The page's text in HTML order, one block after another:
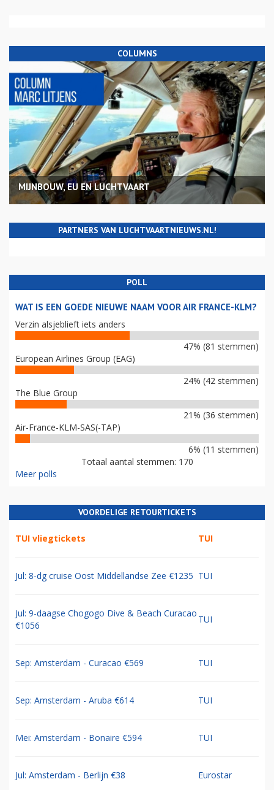
COLUMNS
MIJNBOUW, EU EN LUCHTVAART
PARTNERS VAN LUCHTVAARTNIEUWS.NL!
POLL
WAT IS EEN GOEDE NIEUWE NAAM VOOR AIR FRANCE-KLM?
Verzin alsjeblieft iets anders
47% (81 stemmen)
European Airlines Group (EAG)
24% (42 stemmen)
The Blue Group
21% (36 stemmen)
Air-France-KLM-SAS(-TAP)
6% (11 stemmen)
Totaal aantal stemmen: 170
Meer polls
VOORDELIGE RETOURTICKETS
TUI vliegtickets TUI
Jul: 8-dg cruise Oost Middellandse Zee €1235 TUI
Jul: 9-daagse Chogogo Dive & Beach Curacao
€1056
TUI
Sep: Amsterdam - Curacao €569 TUI
Sep: Amsterdam - Aruba €614 TUI
Mei: Amsterdam - Bonaire €594 TUI
Jul: Amsterdam - Berlijn €38 Eurostar